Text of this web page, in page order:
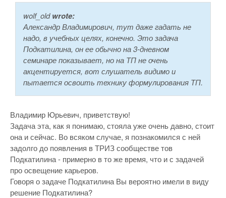
wolf_oldwrote:
Александр Владимирович, тут даже гадать не
надо, в учебных целях, конечно. Это задача
Подкатилина, он ее обычно на 3-дневном
семинаре показывает, но на ТП не очень
акцентируется, вот слушатель видимо и
пытается освоить технику формулирования ТП.
Владимир Юрьевич, приветствую!
Задача эта, как я понимаю, стояла уже очень давно, стоит
она и сейчас. Во всяком случае, я познакомился с ней
задолго до появления в ТРИЗ сообществе тов
Подкатилина - примерно в то же время, что и с задачей
про освещение карьеров.
Говоря о задаче Подкатилина Вы вероятно имели в виду
решение Подкатилина?